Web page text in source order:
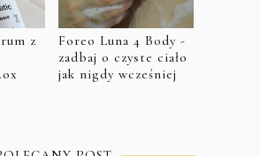
z
Foreo Luna 4 Body -
zadbaj o czyste ciało
jak nigdy wcześniej